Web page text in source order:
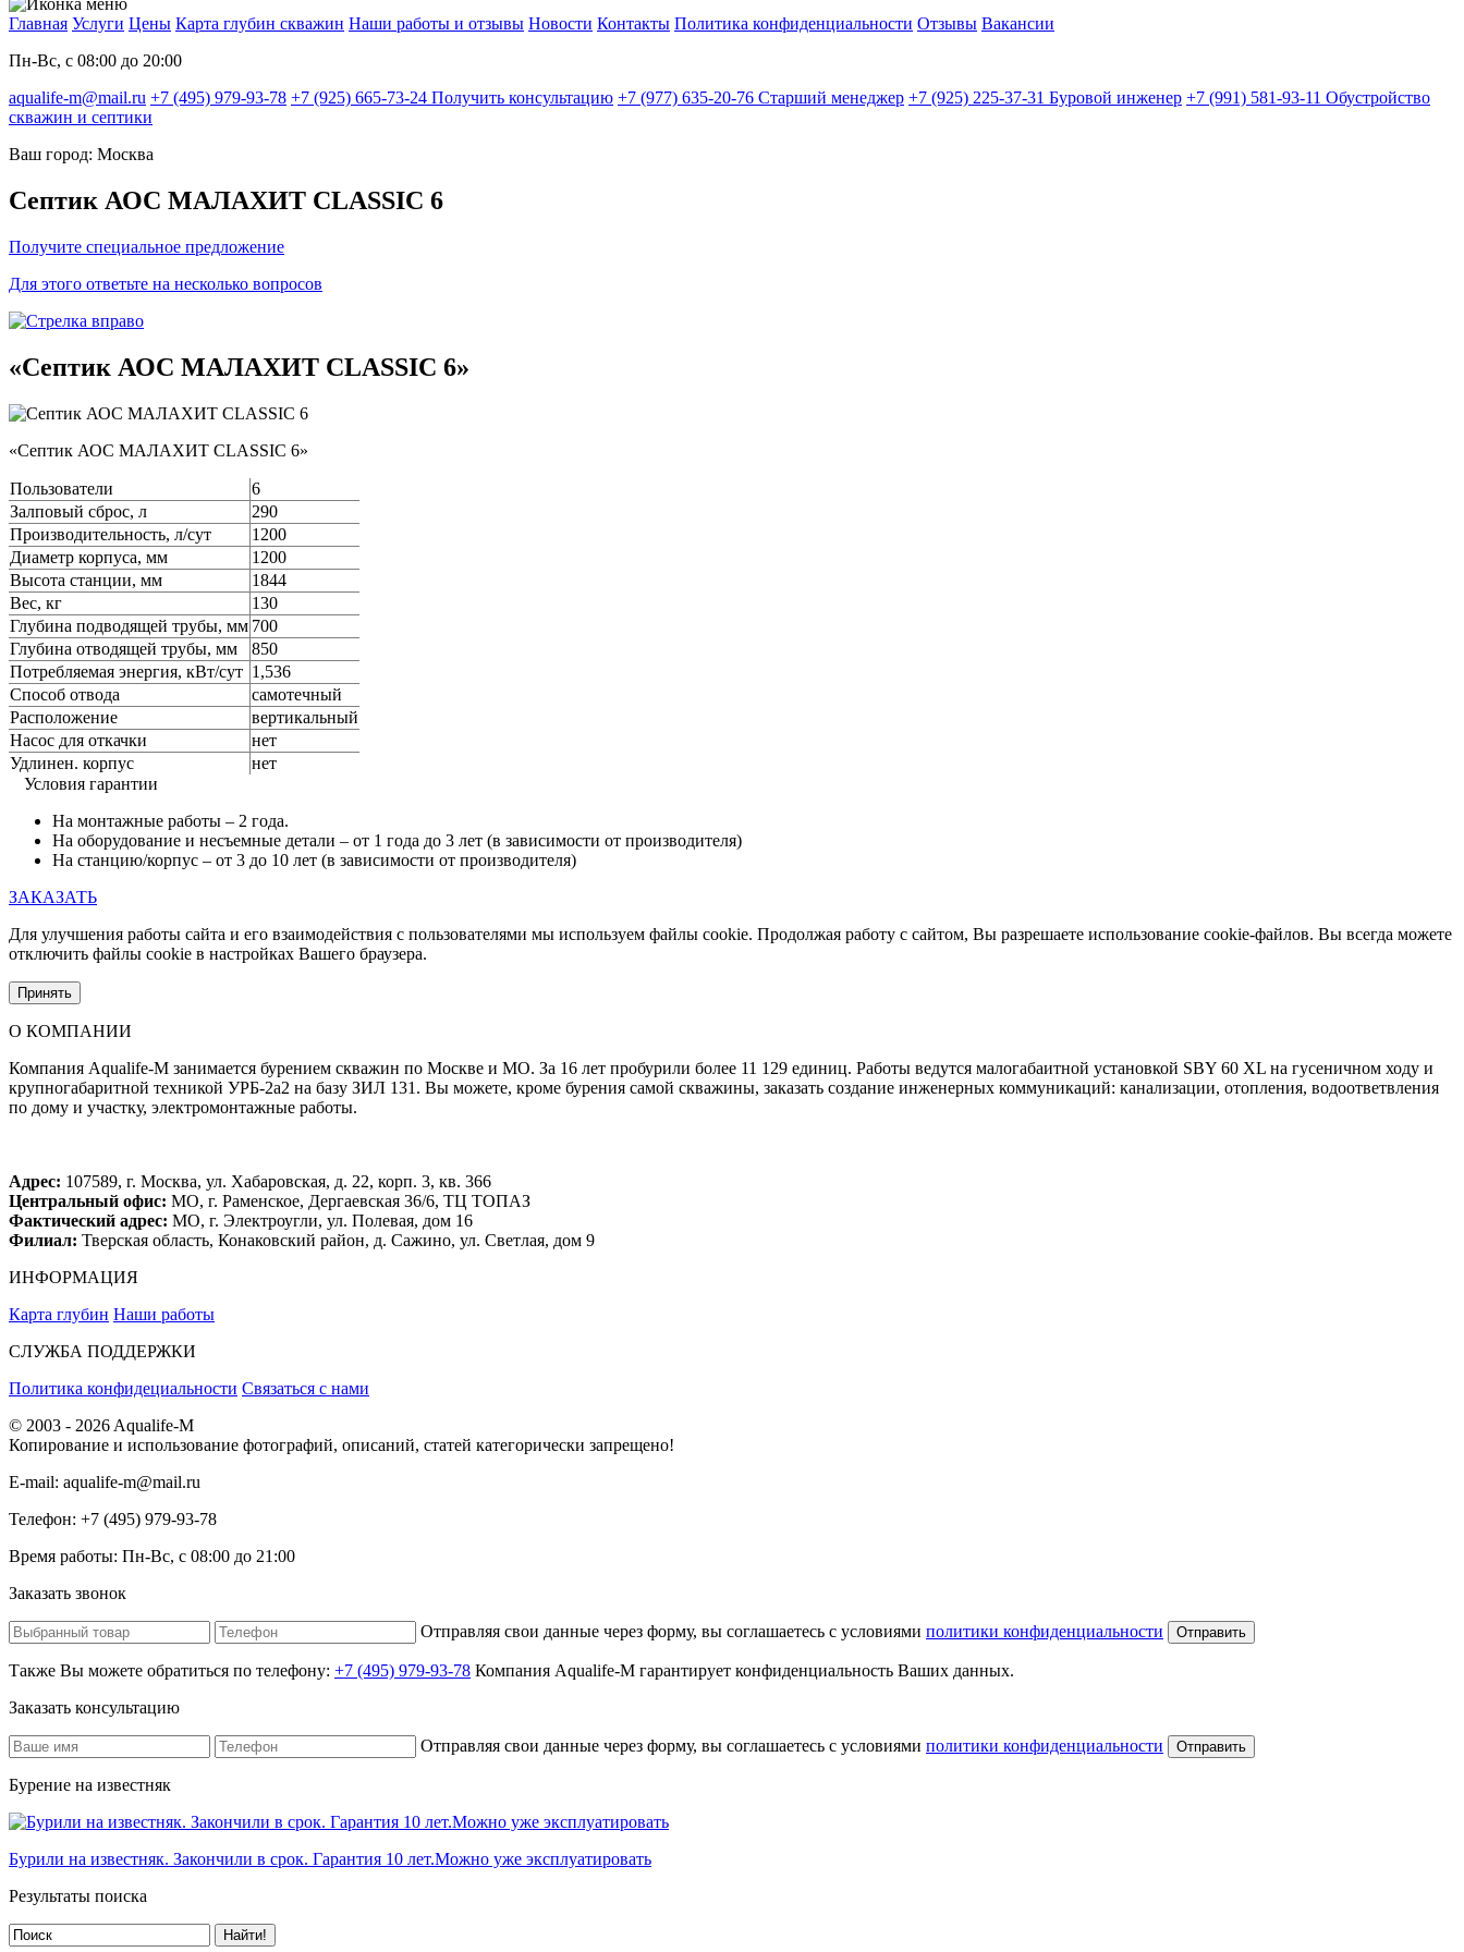
Главная Услуги Цены Карта глубин скважин Наши работы и отзывы Новости Контакты Политика конфиденциальности Отзывы Вакансии
Пн-Вс, с 08:00 до 20:00
aqualife-m@mail.ru +7 (495) 979-93-78 +7 (925) 665-73-24 Получить консультацию +7 (977) 635-20-76 Старший менеджер +7 (925) 225-37-31 Буровой инженер +7 (991) 581-93-11 Обустройство
скважин и септики
Ваш город: Москва
Септик АОС МАЛАХИТ CLASSIC 6
Получите специальное предложение
Для этого ответьте на несколько вопросов
«Септик АОС МАЛАХИТ CLASSIC 6»
«Септик АОС МАЛАХИТ CLASSIC 6»
Пользователи
6
Залповый сброс, л
290
Производительность, л/сут
1200
Диаметр корпуса, мм
1200
Высота станции, мм
1844
Вес, кг
130
Глубина подводящей трубы, мм 700
Глубина отводящей трубы, мм
850
Потребляемая энергия, кВт/сут 1,536
Способ отвода
самотечный
Расположение
вертикальный
Насос для откачки
нет
Удлинен. корпус
нет
Условия гарантии
На монтажные работы – 2 года.
На оборудование и несъемные детали – от 1 года до 3 лет (в зависимости от производителя)
На станцию/корпус – от 3 до 10 лет (в зависимости от производителя)
ЗАКАЗАТЬ
Для улучшения работы сайта и его взаимодействия с пользователями мы используем файлы cookie. Продолжая работу с сайтом, Вы разрешаете использование cookie-файлов. Вы всегда можете
отключить файлы cookie в настройках Вашего браузера.
Принять
О КОМПАНИИ
Компания Aqualife-M занимается бурением скважин по Москве и МО. За 16 лет пробурили более 11 129 единиц. Работы ведутся малогабаитной установкой SBY 60 XL на гусеничном ходу и
крупногабаритной техникой УРБ-2а2 на базу ЗИЛ 131. Вы можете, кроме бурения самой скважины, заказать создание инженерных коммуникаций: канализации, отопления, водоответвления
по дому и участку, электромонтажные работы.
Адрес: 107589, г. Москва, ул. Хабаровская, д. 22, корп. 3, кв. 366
Центральный офис: МО, г. Раменское, Дергаевская 36/6, ТЦ ТОПАЗ
Фактический адрес: МО, г. Электроугли, ул. Полевая, дом 16
Филиал: Тверская область, Конаковский район, д. Сажино, ул. Светлая, дом 9
ИНФОРМАЦИЯ
Карта глубин Наши работы
СЛУЖБА ПОДДЕРЖКИ
Политика конфидециальности Связаться с нами
© 2003 - 2026 Aqualife-M
Копирование и использование фотографий, описаний, статей категорически запрещено!
E-mail: aqualife-m@mail.ru
Телефон: +7 (495) 979-93-78
Время работы: Пн-Вс, с 08:00 до 21:00
Заказать звонок
Отправляя свои данные через форму, вы соглашаетесь с условиями политики конфиденциальности Отправить
Также Вы можете обратиться по телефону: +7 (495) 979-93-78 Компания Aqualife-M гарантирует конфиденциальность Ваших данных.
Заказать консультацию
Отправляя свои данные через форму, вы соглашаетесь с условиями политики конфиденциальности Отправить
Бурение на известняк
Бурили на известняк. Закончили в срок. Гарантия 10 лет.Можно уже эксплуатировать
Результаты поиска